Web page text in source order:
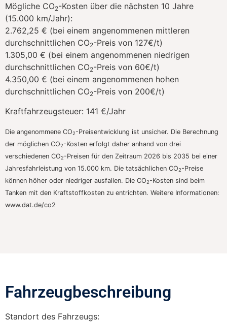
Mögliche CO2-Kosten über die nächsten 10 Jahre
(15.000 km/Jahr):
2.762,25 € (bei einem angenommenen mittleren
durchschnittlichen CO2-Preis von 127€/t)
1.305,00 € (bei einem angenommenen niedrigen
durchschnittlichen CO2-Preis von 60€/t)
4.350,00 € (bei einem angenommenen hohen
durchschnittlichen CO2-Preis von 200€/t)
Kraftfahrzeugsteuer: 141 €/Jahr
Die angenommene CO2-Preisentwicklung ist unsicher. Die Berechnung
der möglichen CO2-Kosten erfolgt daher anhand von drei
verschiedenen CO2-Preisen für den Zeitraum 2026 bis 2035 bei einer
Jahresfahrleistung von 15.000 km. Die tatsächlichen CO2-Preise
können höher oder niedriger ausfallen. Die CO2-Kosten sind beim
Tanken mit den Kraftstoffkosten zu entrichten. Weitere Informationen:
www.dat.de/co2
Fahrzeugbeschreibung​
Standort des Fahrzeugs: